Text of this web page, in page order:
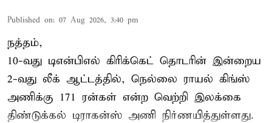
Published on: 07 Aug 2026, 3:40 pm
நத்தம்,
10-வது டிஎன்பிஎல் கிரிக்கெட் தொடரின் இன்றைய
2-வது லீக் ஆட்டத்தில், நெல்லை ராயல் கிங்ஸ்
அணிக்கு 171 ரன்கள் என்ற வெற்றி இலக்கை
திண்டுக்கல் டிராகன்ஸ் அணி நிர்ணயித்துள்ளது.